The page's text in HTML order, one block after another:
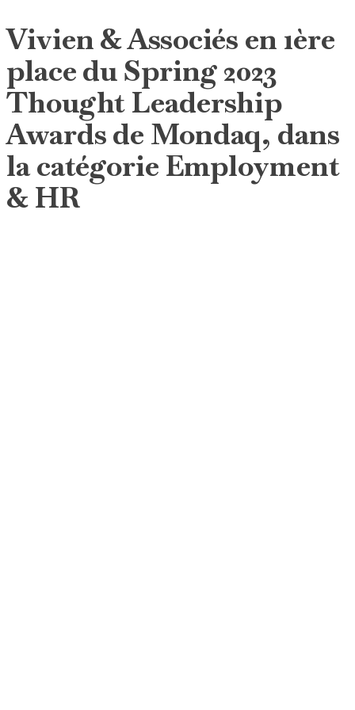
Vivien & Associés en 1ère
place du Spring 2023
Thought Leadership
Awards de Mondaq, dans
la catégorie Employment
& HR